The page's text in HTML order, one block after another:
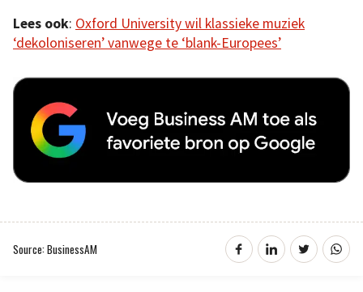
Lees ook: Oxford University wil klassieke muziek
‘dekoloniseren’ vanwege te ‘blank-Europees’
Source: BusinessAM